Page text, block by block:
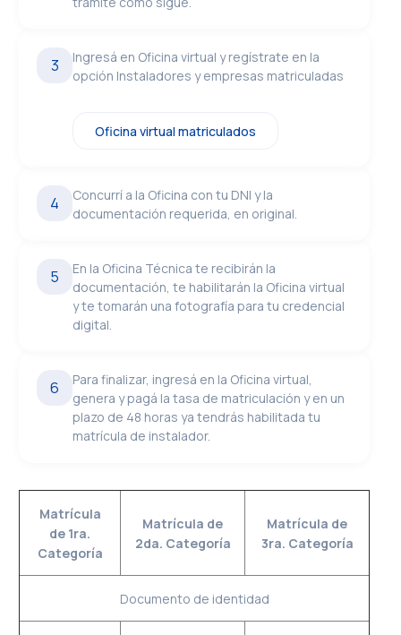
3
Ingresá en Oficina virtual y regístrate en la
opción Instaladores y empresas matriculadas
Oficina virtual matriculados
4
Concurrí a la Oficina con tu DNI y la
documentación requerida, en original.
5
En la Oficina Técnica te recibirán la
documentación, te habilitarán la Oficina virtual
y te tomarán una fotografía para tu credencial
digital.
6
Para finalizar, ingresá en la Oficina virtual,
genera y pagá la tasa de matriculación y en un
plazo de 48 horas ya tendrás habilitada tu
matrícula de instalador.
Matrícula
de 1ra.
Categoría
Matrícula de
2da. Categoría
Matrícula de
3ra. Categoría
Documento de identidad